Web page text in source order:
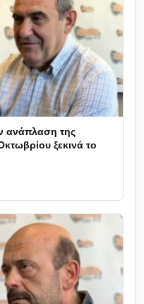
ανάπλαση της
ξεκινά το